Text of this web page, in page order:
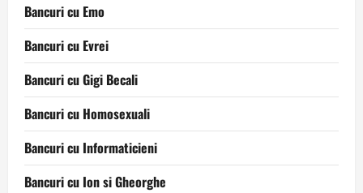
Bancuri cu Emo
Bancuri cu Evrei
Bancuri cu Gigi Becali
Bancuri cu Homosexuali
Bancuri cu Informaticieni
Bancuri cu Ion si Gheorghe